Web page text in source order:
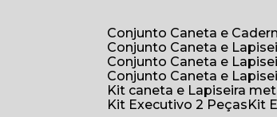
Conjunto Caneta e
Conjunto Caneta e
Conjunto Caneta e
Conjunto Caneta e
Kit caneta e Lapiseira
Kit Executivo 2 Peças
Kit